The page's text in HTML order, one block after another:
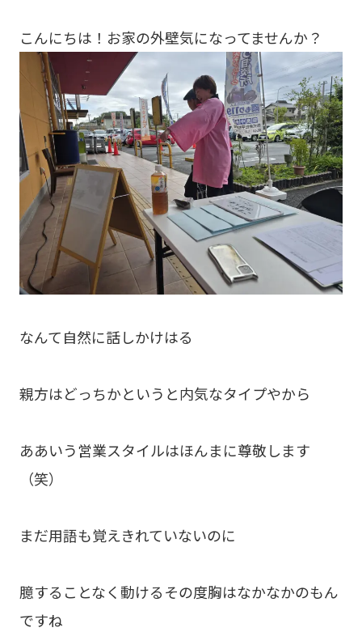
こんにちは！お家の外壁気になってませんか？
なんて自然に話しかけはる
親方はどっちかというと内気なタイプやから
ああいう営業スタイルはほんまに尊敬します
（笑）
まだ用語も覚えきれていないのに
臆することなく動けるその度胸はなかなかのもん
ですね